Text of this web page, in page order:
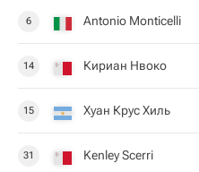
6 Antonio Monticelli
14 Кириан Нвоко
15 Хуан Крус Хиль
31 Kenley Scerri